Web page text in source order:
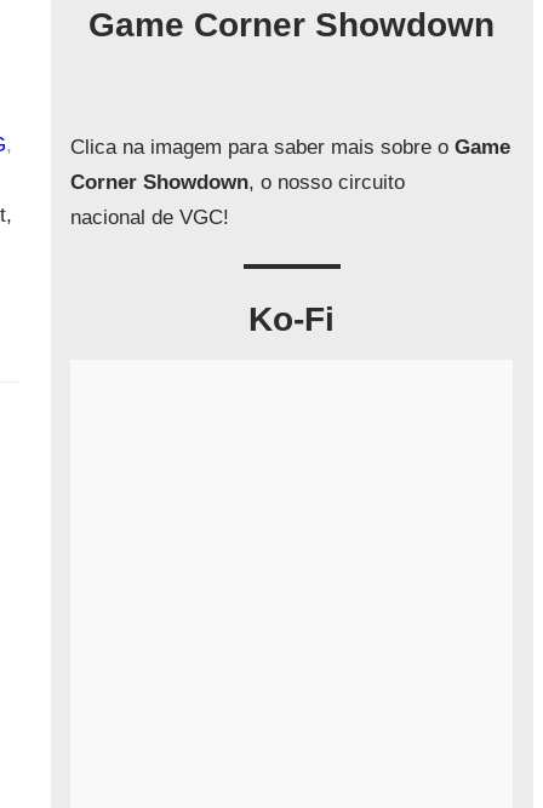
Game Corner Showdown
Clica na imagem para saber mais sobre oGame
Corner Showdown, o nosso circuito
nacional de VGC!
Ko-Fi